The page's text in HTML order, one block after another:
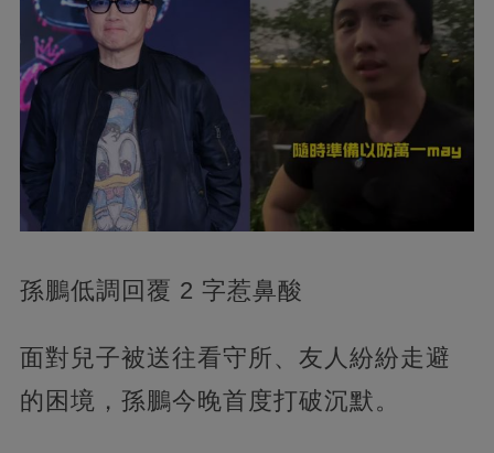
孫鵬低調回覆 2 字惹鼻酸
面對兒子被送往看守所、友人紛紛走避
的困境，孫鵬今晚首度打破沉默。